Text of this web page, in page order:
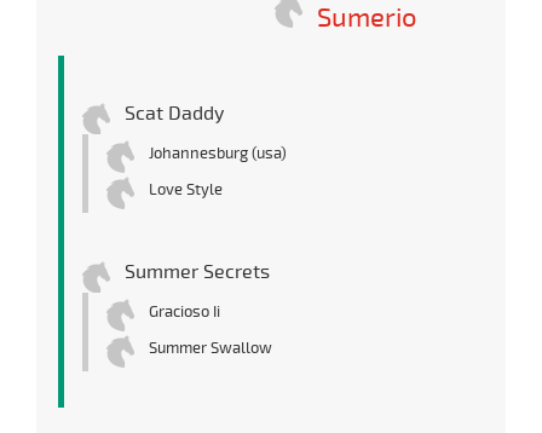
Sumerio
Scat Daddy
Johannesburg (usa)
Love Style
Summer Secrets
Gracioso Ii
Summer Swallow